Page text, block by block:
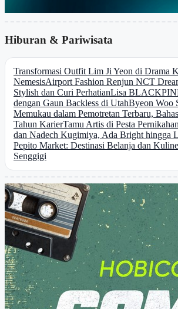
Hiburan & Pariwisata
Transformasi Outfit Lim Ji Yeon di Drama
NemesisAirport Fashion Renjun NCT
Stylish dan Curi PerhatianLisa
dengan Gaun Backless di UtahByeon Woo
Memukau dalam Pemotretan Terbaru,
Tahun KarierTamu Artis di Pesta
dan Nadech Kugimiya, Ada Bright
Pepito Market: Destinasi Belanja dan
Senggigi